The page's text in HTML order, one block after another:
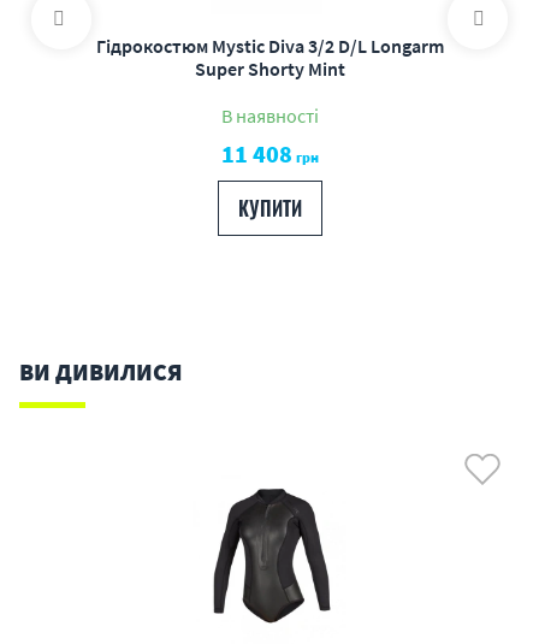
Гідрокостюм Mystic Diva 3/2 D/L Longarm
Super Shorty Mint
В наявності
11 408 грн
КУПИТИ
ВИ ДИВИЛИСЯ